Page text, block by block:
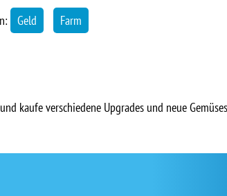
Geld Farm
kaufe verschiedene Upgrades und neue